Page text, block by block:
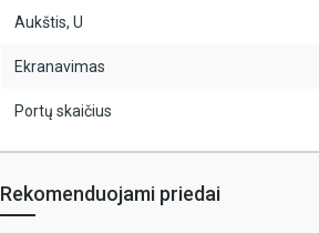
Aukštis, U
Ekranavimas
Portų skaičius
Rekomenduojami priedai